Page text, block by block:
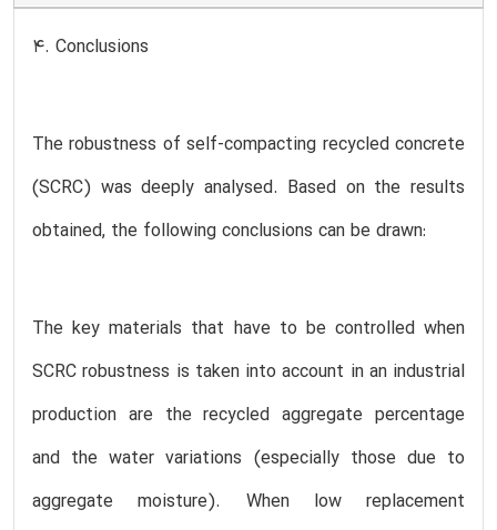
4. Conclusions
The robustness of self-compacting recycled concrete
(SCRC) was deeply analysed. Based on the results
obtained, the following conclusions can be drawn:
The key materials that have to be controlled when
SCRC robustness is taken into account in an industrial
production are the recycled aggregate percentage
and the water variations (especially those due to
aggregate moisture). When low replacement